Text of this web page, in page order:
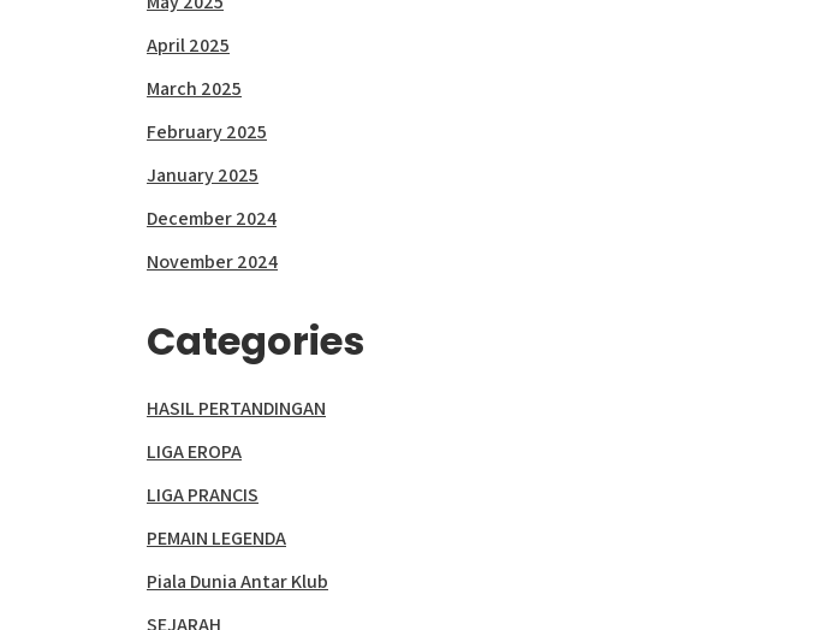
April 2025
March 2025
February 2025
January 2025
December 2024
November 2024
Categories
HASIL PERTANDINGAN
LIGA EROPA
LIGA PRANCIS
PEMAIN LEGENDA
Piala Dunia Antar Klub
SEJARAH